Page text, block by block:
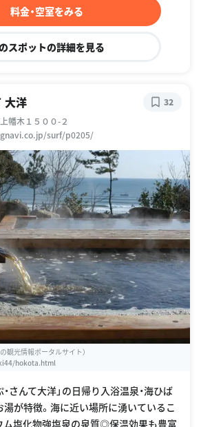
料金・空室をみる
スポットの詳細を見る
大洋
幡木１５００-２
surf/p0205/
32
観光情報ポータルサイト）
hokota.html
さんて大洋」の日帰り入浴温泉・海ひば
湯が特徴。海に近い場所に湧いているこ
ム塩化物強塩泉の泉質◎保温効果も豊富